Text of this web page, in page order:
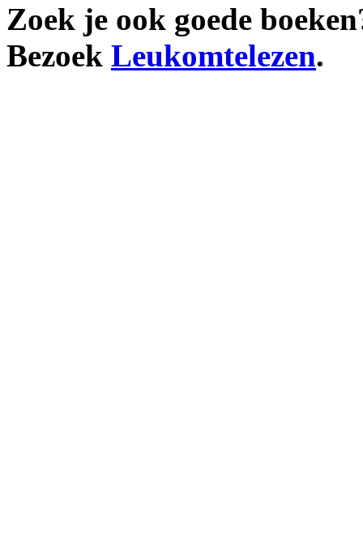
Zoek je ook goede
Bezoek Leukomtelezen.